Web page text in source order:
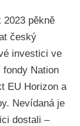
pěkně
český
investici ve
Nation
EU Horizon a
Nevídaná je
dostali –